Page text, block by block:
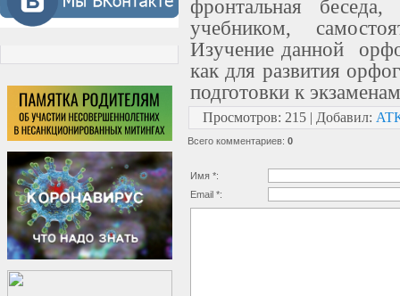
фронтальная беседа,
учебником,
Изучение данной
как для развития
подготовки к
Просмотров: 215 | Добавил:
Всего комментариев: 0
Имя *:
Email *: